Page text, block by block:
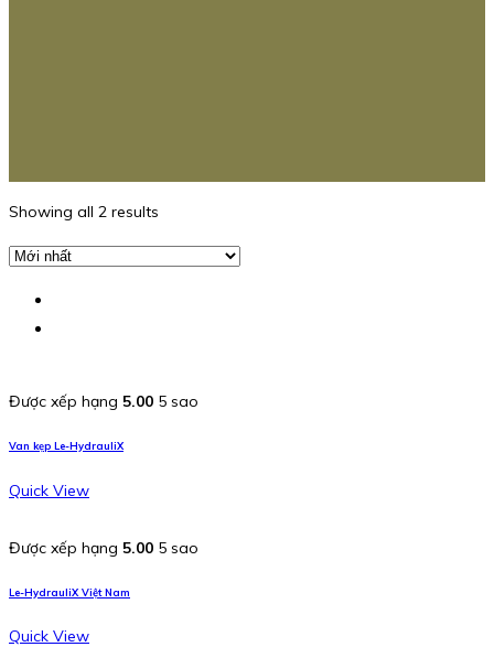
Showing all 2 results
Được xếp hạng 5.00 5 sao
Van kẹp Le-HydrauliX
Quick View
Được xếp hạng 5.00 5 sao
Le-HydrauliX Việt Nam
Quick View